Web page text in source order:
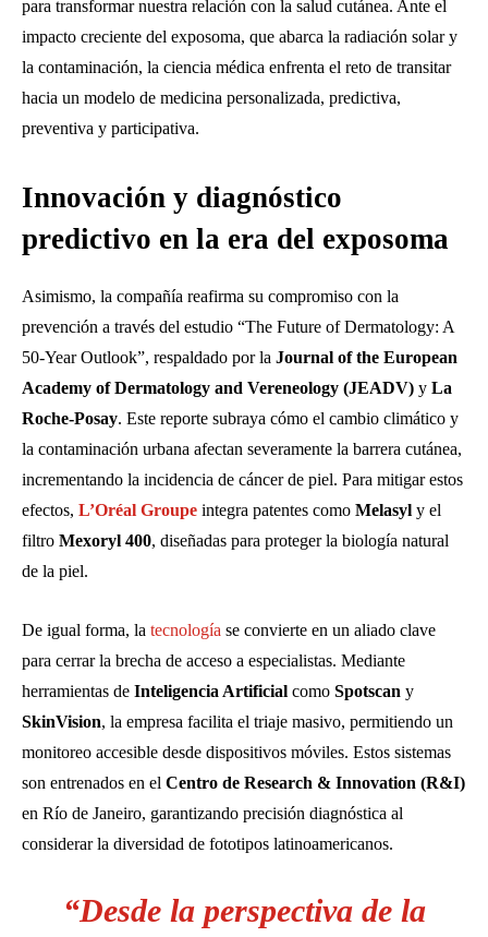
para transformar nuestra relación con la salud cutánea. Ante el
impacto creciente del exposoma, que abarca la radiación solar y
la contaminación, la ciencia médica enfrenta el reto de transitar
hacia un modelo de medicina personalizada, predictiva,
preventiva y participativa.
Innovación y diagnóstico
predictivo en la era del exposoma
Asimismo, la compañía reafirma su compromiso con la
prevención a través del estudio “The Future of Dermatology: A
50-Year Outlook”, respaldado por la Journal of the European
Academy of Dermatology and Vereneology (JEADV) y La
Roche-Posay. Este reporte subraya cómo el cambio climático y
la contaminación urbana afectan severamente la barrera cutánea,
incrementando la incidencia de cáncer de piel. Para mitigar estos
efectos, L’Oréal Groupe integra patentes como Melasyl y el
filtro Mexoryl 400, diseñadas para proteger la biología natural
de la piel.
De igual forma, la tecnología se convierte en un aliado clave
para cerrar la brecha de acceso a especialistas. Mediante
herramientas de Inteligencia Artificial como Spotscan y
SkinVision, la empresa facilita el triaje masivo, permitiendo un
monitoreo accesible desde dispositivos móviles. Estos sistemas
son entrenados en el Centro de Research & Innovation (R&I)
en Río de Janeiro, garantizando precisión diagnóstica al
considerar la diversidad de fototipos latinoamericanos.
“Desde la perspectiva de la